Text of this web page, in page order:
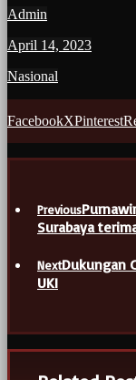
Admin
April 14, 2023
Nasional
FacebookXPinterest
Previous
Surabaya
NextDukungan
UKI